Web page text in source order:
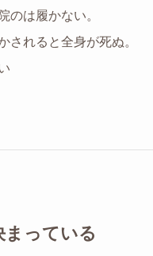
のは履かない。
されると全身が死ぬ。
まっている